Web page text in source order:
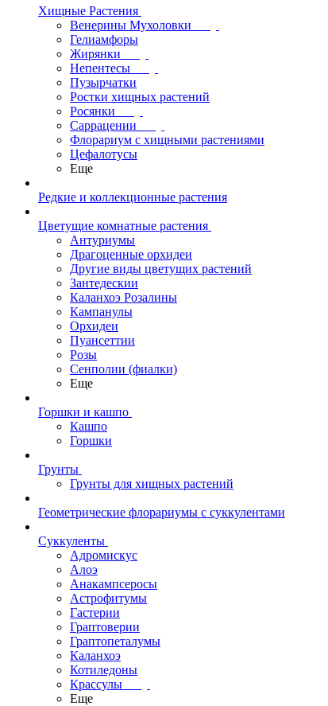
Хищные Растения
Венерины Мухоловки
Гелиамфоры
Жирянки
Непентесы
Пузырчатки
Ростки хищных растений
Росянки
Саррацении
Флорариум с хищными растениями
Цефалотусы
Еще
Редкие и коллекционные растения
Цветущие комнатные растения
Антуриумы
Драгоценные орхидеи
Другие виды цветущих растений
Зантедескии
Каланхоэ Розалины
Кампанулы
Орхидеи
Пуансеттии
Розы
Сенполии (фиалки)
Еще
Горшки и кашпо
Кашпо
Горшки
Грунты
Грунты для хищных растений
Геометрические флорариумы с суккулентами
Суккуленты
Адромискус
Алоэ
Анакампсеросы
Астрофитумы
Гастерии
Граптоверии
Граптопеталумы
Каланхоэ
Котиледоны
Крассулы
Еще